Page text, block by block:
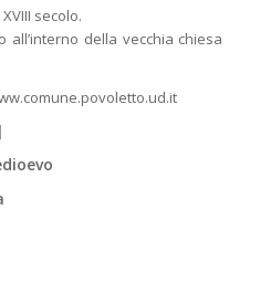
secolo.
della vecchia chiesa